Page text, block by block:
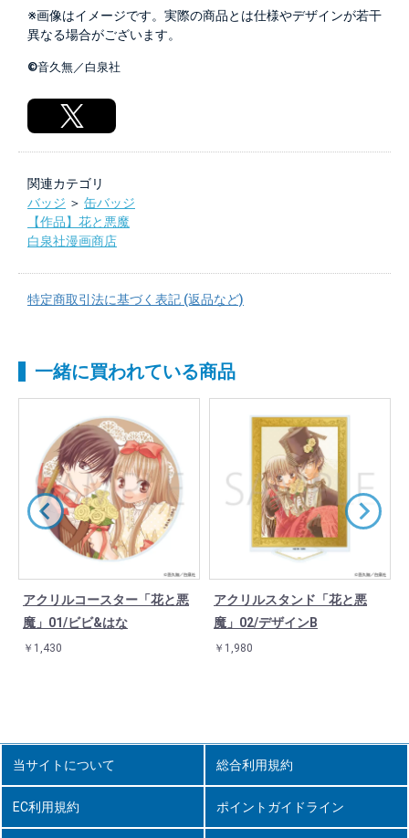
※画像はイメージです。実際の商品とは仕様やデザインが若干
異なる場合がございます。
©音久無／白泉社
関連カテゴリ
バッジ ＞ 缶バッジ
【作品】花と悪魔
白泉社漫画商店
特定商取引法に基づく表記 (返品など)
一緒に買われている商品
アクリルコースター「花と悪
魔」01/ビビ&はな
￥1,430
アクリルスタンド「花と悪
魔」02/デザインB
￥1,980
当サイトについて 総合利用規約
EC利用規約 ポイントガイドライン